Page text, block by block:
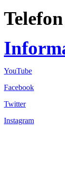
YouTube
Facebook
Twitter
Instagram